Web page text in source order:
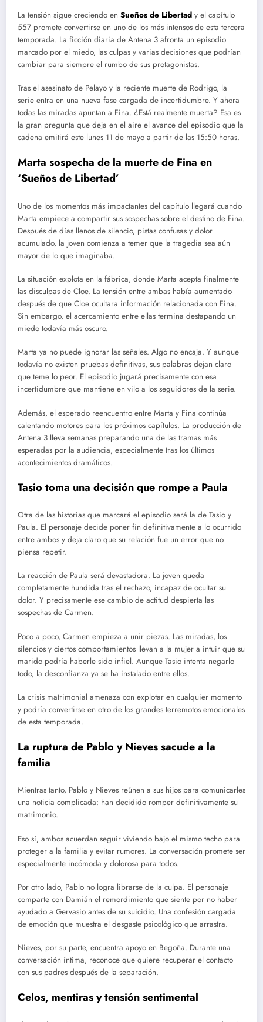
La tensión sigue creciendo en Sueños de Libertad y el capítulo
557 promete convertirse en uno de los más intensos de esta tercera
temporada. La ficción diaria de Antena 3 afronta un episodio
marcado por el miedo, las culpas y varias decisiones que podrían
cambiar para siempre el rumbo de sus protagonistas.
Tras el asesinato de Pelayo y la reciente muerte de Rodrigo, la
serie entra en una nueva fase cargada de incertidumbre. Y ahora
todas las miradas apuntan a Fina. ¿Está realmente muerta? Esa es
la gran pregunta que deja en el aire el avance del episodio que la
cadena emitirá este lunes 11 de mayo a partir de las 15:50 horas.
Marta sospecha de la muerte de Fina en
‘Sueños de Libertad’
Uno de los momentos más impactantes del capítulo llegará cuando
Marta empiece a compartir sus sospechas sobre el destino de Fina.
Después de días llenos de silencio, pistas confusas y dolor
acumulado, la joven comienza a temer que la tragedia sea aún
mayor de lo que imaginaba.
La situación explota en la fábrica, donde Marta acepta finalmente
las disculpas de Cloe. La tensión entre ambas había aumentado
después de que Cloe ocultara información relacionada con Fina.
Sin embargo, el acercamiento entre ellas termina destapando un
miedo todavía más oscuro.
Marta ya no puede ignorar las señales. Algo no encaja. Y aunque
todavía no existen pruebas definitivas, sus palabras dejan claro
que teme lo peor. El episodio jugará precisamente con esa
incertidumbre que mantiene en vilo a los seguidores de la serie.
Además, el esperado reencuentro entre Marta y Fina continúa
calentando motores para los próximos capítulos. La producción de
Antena 3 lleva semanas preparando una de las tramas más
esperadas por la audiencia, especialmente tras los últimos
acontecimientos dramáticos.
Tasio toma una decisión que rompe a Paula
Otra de las historias que marcará el episodio será la de Tasio y
Paula. El personaje decide poner fin definitivamente a lo ocurrido
entre ambos y deja claro que su relación fue un error que no
piensa repetir.
La reacción de Paula será devastadora. La joven queda
completamente hundida tras el rechazo, incapaz de ocultar su
dolor. Y precisamente ese cambio de actitud despierta las
sospechas de Carmen.
Poco a poco, Carmen empieza a unir piezas. Las miradas, los
silencios y ciertos comportamientos llevan a la mujer a intuir que su
marido podría haberle sido infiel. Aunque Tasio intenta negarlo
todo, la desconfianza ya se ha instalado entre ellos.
La crisis matrimonial amenaza con explotar en cualquier momento
y podría convertirse en otro de los grandes terremotos emocionales
de esta temporada.
La ruptura de Pablo y Nieves sacude a la
familia
Mientras tanto, Pablo y Nieves reúnen a sus hijos para comunicarles
una noticia complicada: han decidido romper definitivamente su
matrimonio.
Eso sí, ambos acuerdan seguir viviendo bajo el mismo techo para
proteger a la familia y evitar rumores. La conversación promete ser
especialmente incómoda y dolorosa para todos.
Por otro lado, Pablo no logra librarse de la culpa. El personaje
comparte con Damián el remordimiento que siente por no haber
ayudado a Gervasio antes de su suicidio. Una confesión cargada
de emoción que muestra el desgaste psicológico que arrastra.
Nieves, por su parte, encuentra apoyo en Begoña. Durante una
conversación íntima, reconoce que quiere recuperar el contacto
con sus padres después de la separación.
Celos, mentiras y tensión sentimental